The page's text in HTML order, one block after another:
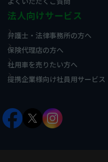
法人向けサービス
弁護士・法律事務所の方へ
保険代理店の方へ
社用車を売りたい方へ
提携企業様向け社員用サービス